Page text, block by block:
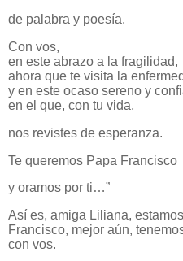
de palabra y poesía.
Con vos,
en este abrazo a la fragilidad,
ahora que te visita la
y en este ocaso sereno y
en el que, con tu vida,
nos revistes de esperanza.
Te queremos Papa Francisco
y oramos por ti…”
Así es, amiga Liliana,
Francisco, mejor aún,
con vos.